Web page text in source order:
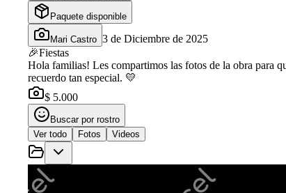
Paquete disponible
Mari Castro 3 de Diciembre de 2025
🎉Fiestas
Hola familias! Les compartimos las fotos de la obra para
recuerdo tan especial. 💛
$ 5.000
Buscar por rostro
Ver todo
Fotos Videos